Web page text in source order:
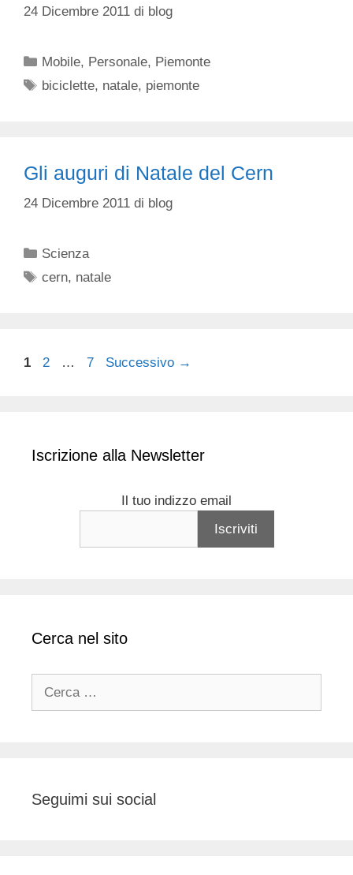
24 Dicembre 2011 di blog
Categorie
Mobile, Personale, Piemonte
Tag
biciclette, natale, piemonte
Gli auguri di Natale del Cern
24 Dicembre 2011 di blog
Categorie
Scienza
Tag
cern, natale
Pagina
1 Pagina
2 … Pagina
7 Successivo →
Iscrizione alla Newsletter
Il tuo indizzo email
Cerca nel sito
Seguimi sui social